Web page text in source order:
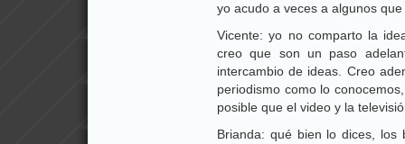
yo acudo a veces a algunos
Vicente: yo no comparto la
creo que son un paso
intercambio de ideas. Creo
periodismo como lo
posible que el video y la
Brianda: qué bien lo dices, los